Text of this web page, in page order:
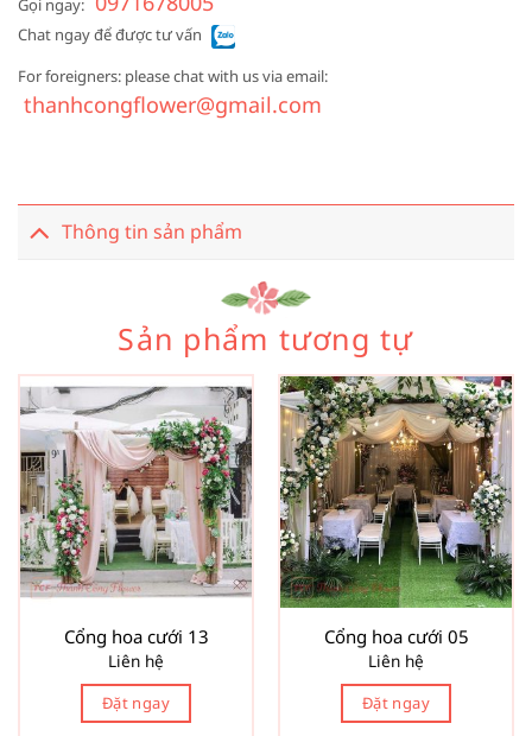
Gọi ngay:
Chat ngay để được tư vấn
For foreigners: please chat with us via email:
thanhcongflower@gmail.com
Thông tin sản phẩm
Sản phẩm tương tự
Cổng hoa cưới 13
Liên hệ
Đặt ngay
Cổng hoa cưới 05
Liên hệ
Đặt ngay